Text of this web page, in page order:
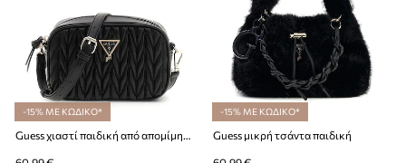
-15% ΜΕ ΚΩΔΙΚΟ*
Guess χιαστί παιδική από απομίμηση δέρματος
-15% ΜΕ ΚΩΔΙΚΟ*
Guess μικρή τσάντα παιδική